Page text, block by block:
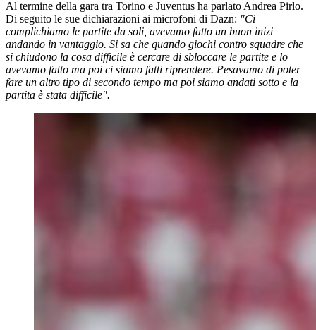
Al termine della gara tra Torino e Juventus ha parlato Andrea Pirlo.
Di seguito le sue dichiarazioni ai microfoni di Dazn: "Ci
complichiamo le partite da soli, avevamo fatto un buon inizi
andando in vantaggio. Si sa che quando giochi contro squadre che
si chiudono la cosa difficile è cercare di sbloccare le partite e lo
avevamo fatto ma poi ci siamo fatti riprendere. Pesavamo di poter
fare un altro tipo di secondo tempo ma poi siamo andati sotto e la
partita è stata difficile".